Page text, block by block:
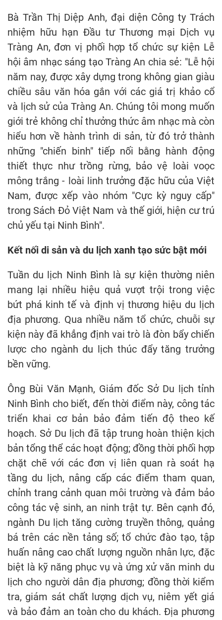
Bà Trần Thị Diệp Anh, đại diện Công ty Trách
nhiệm hữu hạn Đầu tư Thương mại Dịch vụ
Tràng An, đơn vị phối hợp tổ chức sự kiện Lễ
hội âm nhạc sáng tạo Tràng An chia sẻ: "Lễ hội
năm nay, được xây dựng trong không gian giàu
chiều sâu văn hóa gắn với các giá trị khảo cổ
và lịch sử của Tràng An. Chúng tôi mong muốn
giới trẻ không chỉ thưởng thức âm nhạc mà còn
hiểu hơn về hành trình di sản, từ đó trở thành
những "chiến binh" tiếp nối bằng hành động
thiết thực như trồng rừng, bảo vệ loài voọc
mông trắng - loài linh trưởng đặc hữu của Việt
Nam, được xếp vào nhóm "Cực kỳ nguy cấp"
trong Sách Đỏ Việt Nam và thế giới, hiện cư trú
chủ yếu tại Ninh Bình".
Kết nối di sản và du lịch xanh tạo sức bật mới
Tuần du lịch Ninh Bình là sự kiện thường niên
mang lại nhiều hiệu quả vượt trội trong việc
bứt phá kinh tế và định vị thương hiệu du lịch
địa phương. Qua nhiều năm tổ chức, chuỗi sự
kiện này đã khẳng định vai trò là đòn bẩy chiến
lược cho ngành du lịch thúc đẩy tăng trưởng
bền vững.
Ông Bùi Văn Mạnh, Giám đốc Sở Du lịch tỉnh
Ninh Bình cho biết, đến thời điểm này, công tác
triển khai cơ bản bảo đảm tiến độ theo kế
hoạch. Sở Du lịch đã tập trung hoàn thiện kịch
bản tổng thể các hoạt động; đồng thời phối hợp
chặt chẽ với các đơn vị liên quan rà soát hạ
tầng du lịch, nâng cấp các điểm tham quan,
chỉnh trang cảnh quan môi trường và đảm bảo
công tác vệ sinh, an ninh trật tự. Bên cạnh đó,
ngành Du lịch tăng cường truyền thông, quảng
bá trên các nền tảng số; tổ chức đào tạo, tập
huấn nâng cao chất lượng nguồn nhân lực, đặc
biệt là kỹ năng phục vụ và ứng xử văn minh du
lịch cho người dân địa phương; đồng thời kiểm
tra, giám sát chất lượng dịch vụ, niêm yết giá
và bảo đảm an toàn cho du khách. Địa phương